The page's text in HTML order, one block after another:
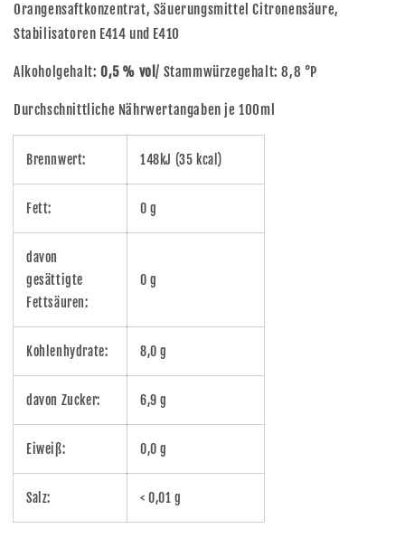
Orangensaftkonzentrat, Säuerungsmittel Citronensäure,
Stabilisatoren E414 und E410
Alkoholgehalt: 0,5 % vol/ Stammwürzegehalt: 8,8 °P
Durchschnittliche Nährwertangaben je 100ml
Brennwert: 148kJ (35 kcal)
Fett: 0 g
davon
gesättigte
Fettsäuren:
0 g
Kohlenhydrate: 8,0 g
davon Zucker: 6,9 g
Eiweiß: 0,0 g
Salz: < 0,01 g